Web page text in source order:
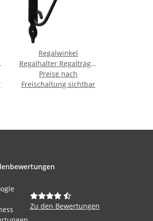
Regalwinkel
Regalhalter Regalträger
Wandkonsole schwarz
Antik Retro 110 x 140
Preise nach
Freischaltung sichtbar
Zu den Bewertungen